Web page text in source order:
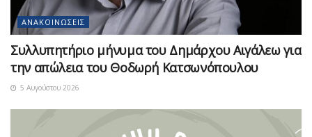
ΑΝΑΚΟΙΝΏΣΕΙΣ
Συλλυπητήριο μήνυμα του Δημάρχου Αιγάλεω για
την απώλεια του Θοδωρή Κατσωνόπουλου
5 Αυγούστου 2026